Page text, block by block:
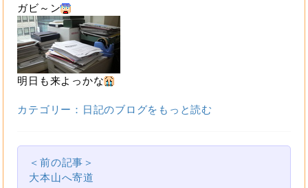
ガビ～ン
明日も来よっかな
カテゴリー：日記のブログをもっと読む
＜前の記事＞
大本山へ寄道